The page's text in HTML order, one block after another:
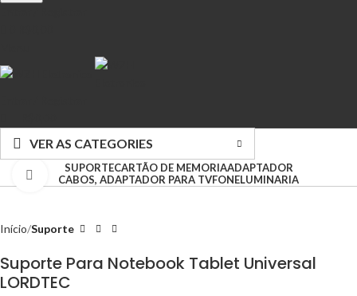
VER AS CATEGORIES
SUPORTECARTÃO DE MEMORIAADAPTADOR
CABOS, ADAPTADOR PARA TVFONELUMINARIA
Clique para ampliar
Início Suporte
Suporte Para Notebook Tablet Universal
LORDTEC